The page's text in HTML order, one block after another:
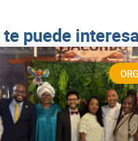
puede